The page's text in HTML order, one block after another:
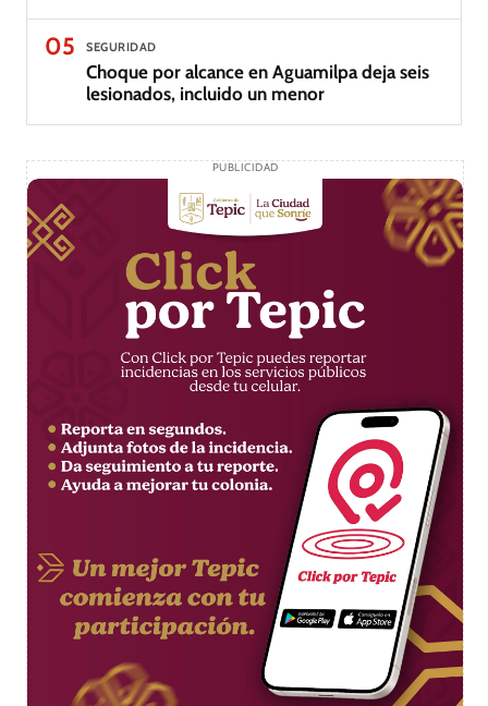
05 SEGURIDAD
Choque por alcance en Aguamilpa deja seis
lesionados, incluido un menor
PUBLICIDAD